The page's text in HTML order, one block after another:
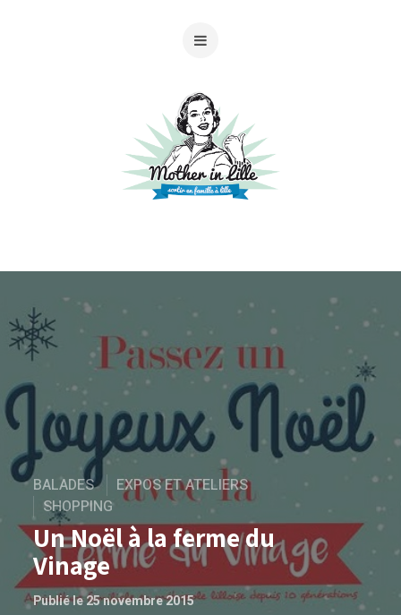
BALADES
EXPOS ET ATELIERS
SHOPPING
Un Noël à la ferme du
Vinage
Publié le 25 novembre 2015